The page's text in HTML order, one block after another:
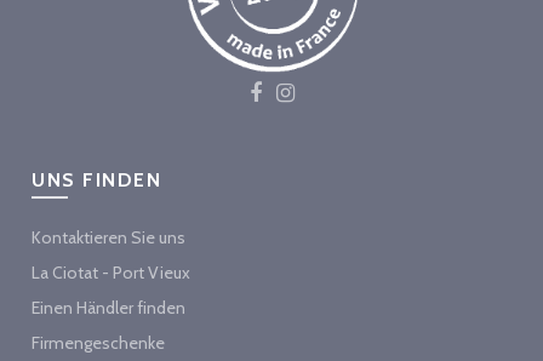
UNS FINDEN
Kontaktieren Sie uns
La Ciotat - Port Vieux
Einen Händler finden
Firmengeschenke